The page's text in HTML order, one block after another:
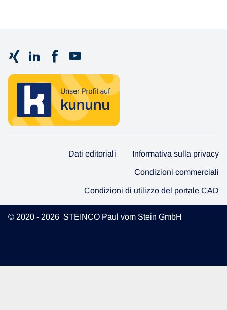
Dati editoriali Informativa sulla privacy
Condizioni commerciali
Condizioni di utilizzo del portale CAD
© 2020 - 2026 STEINCO Paul vom Stein GmbH